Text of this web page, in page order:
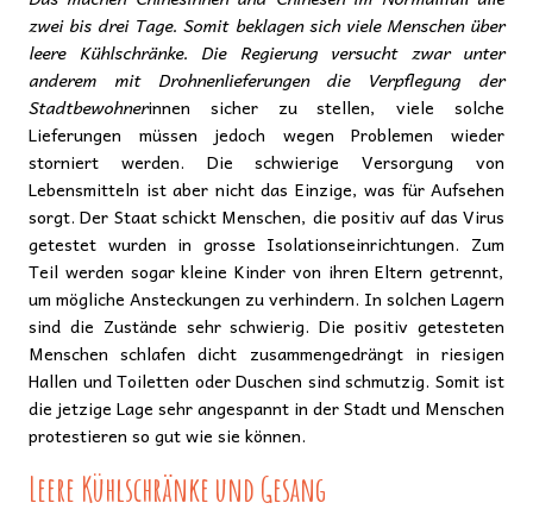
zwei bis drei Tage. Somit beklagen sich viele Menschen über
leere Kühlschränke. Die Regierung versucht zwar unter
anderem mit Drohnenlieferungen die Verpflegung der
Stadtbewohnerinnen sicher zu stellen, viele solche
Lieferungen müssen jedoch wegen Problemen wieder
storniert werden. Die schwierige Versorgung von
Lebensmitteln ist aber nicht das Einzige, was für Aufsehen
sorgt. Der Staat schickt Menschen, die positiv auf das Virus
getestet wurden in grosse Isolationseinrichtungen. Zum
Teil werden sogar kleine Kinder von ihren Eltern getrennt,
um mögliche Ansteckungen zu verhindern. In solchen Lagern
sind die Zustände sehr schwierig. Die positiv getesteten
Menschen schlafen dicht zusammengedrängt in riesigen
Hallen und Toiletten oder Duschen sind schmutzig. Somit ist
die jetzige Lage sehr angespannt in der Stadt und Menschen
protestieren so gut wie sie können.
Leere Kühlschränke und Gesang